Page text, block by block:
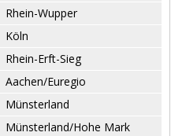
Rhein-Wupper
Köln
Rhein-Erft-Sieg
Aachen/Euregio
Münsterland
Münsterland/Hohe Mark